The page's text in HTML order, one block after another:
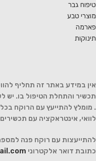
טיפוח גבר
מוצרי טבע
פארמה
תינוקות
אין במידע באתר זה תחליף
תכשיר והתחלת הטיפול בו. יש
. מומלץ להתייעץ עם הרוקח
לוואי, אינטראקציה עם
כתובת דואר אלקטרוני